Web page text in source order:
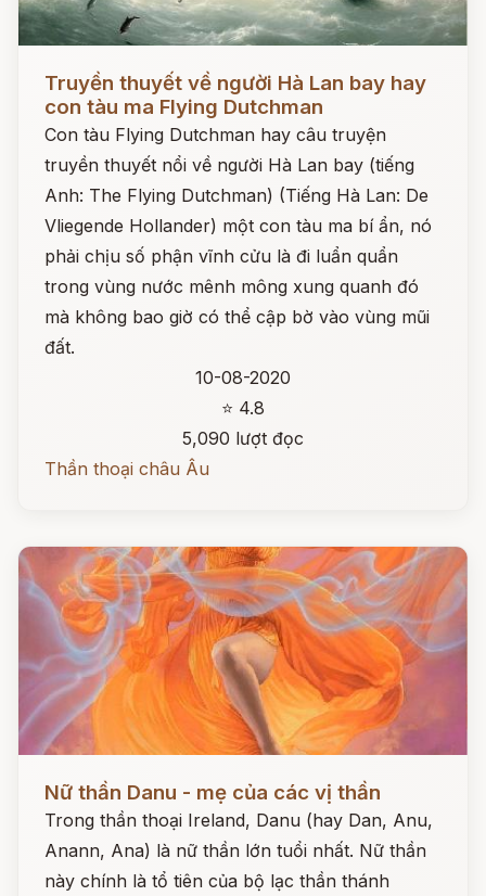
Đọc ngay
Truyền thuyết về người Hà Lan bay hay
con tàu ma Flying Dutchman
Con tàu Flying Dutchman hay câu truyện
truyền thuyết nổi về người Hà Lan bay (tiếng
Anh: The Flying Dutchman) (Tiếng Hà Lan: De
Vliegende Hollander) một con tàu ma bí ẩn, nó
phải chịu số phận vĩnh cửu là đi luẩn quẩn
trong vùng nước mênh mông xung quanh đó
mà không bao giờ có thể cập bờ vào vùng mũi
đất.
10-08-2020
⭐ 4.8
5,090 lượt đọc
Thần thoại châu Âu
Nữ thần Danu - mẹ của các vị thần
Trong thần thoại Ireland, Danu (hay Dan, Anu,
Anann, Ana) là nữ thần lớn tuổi nhất. Nữ thần
này chính là tổ tiên của bộ lạc thần thánh